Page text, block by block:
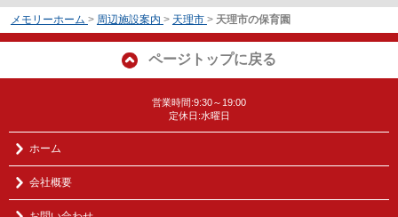
メモリーホーム > 周辺施設案内 > 天理市 > 天理市の保育園
ページトップに戻る
営業時間:9:30～19:00
定休日:水曜日
ホーム
会社概要